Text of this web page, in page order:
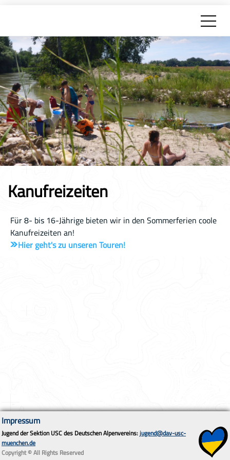
Kanufreizeiten
Für 8- bis 16-Jährige bieten wir in den Sommerferien coole
Kanufreizeiten an!
Hier geht's zu unseren Touren!
Impressum
Jugend der Sektion USC des Deutschen Alpenvereins:jugend@dav-usc-
muenchen.de
Copyright © All Rights Reserved